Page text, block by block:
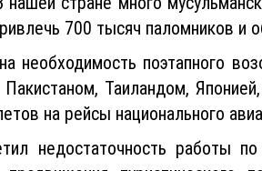
долларов. Наиболее
стране много
700 тысяч паломников и
необходимость поэтапного
Таиландом,
на рейсы национального